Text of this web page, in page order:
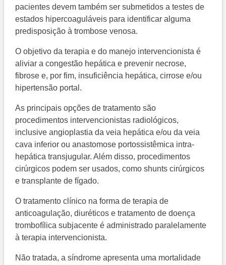
pacientes devem também ser submetidos a testes de
estados hipercoaguláveis para identificar alguma
predisposição à trombose venosa.
O objetivo da terapia e do manejo intervencionista é
aliviar a congestão hepática e prevenir necrose,
fibrose e, por fim, insuficiência hepática, cirrose e/ou
hipertensão portal.
As principais opções de tratamento são
procedimentos intervencionistas radiológicos,
inclusive angioplastia da veia hepática e/ou da veia
cava inferior ou anastomose portossistêmica intra-
hepática transjugular. Além disso, procedimentos
cirúrgicos podem ser usados, como shunts cirúrgicos
e transplante de fígado.
O tratamento clínico na forma de terapia de
anticoagulação, diuréticos e tratamento de doença
trombofílica subjacente é administrado paralelamente
à terapia intervencionista.
Não tratada, a síndrome apresenta uma mortalidade